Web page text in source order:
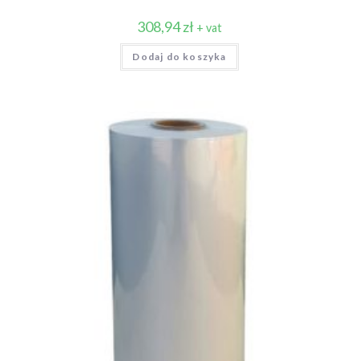
308,94zł + vat
Dodaj do koszyka